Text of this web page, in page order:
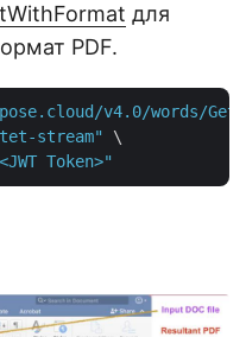
для
PDF.
v4.0/words/
stream"
\
Token>"